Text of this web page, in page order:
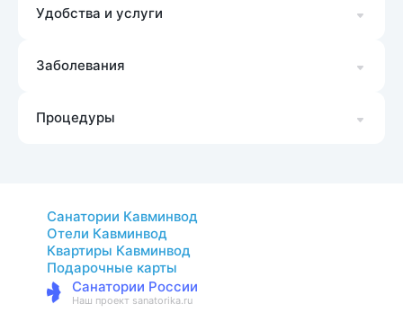
Удобства и услуги
Заболевания
Процедуры
Санатории Кавминвод
Отели Кавминвод
Квартиры Кавминвод
Подарочные карты
Санатории России
Наш проект sanatorika.ru